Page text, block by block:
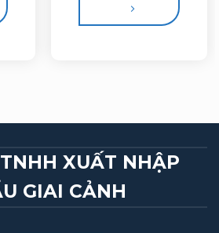
XUẤT NHẬP
GIAI CẢNH